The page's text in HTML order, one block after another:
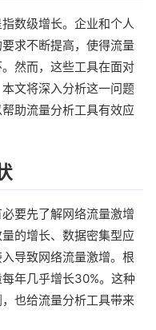
数级增长。企业和个人
求不断提高，使得流量
然而，这些工具在面对
文将深入分析这一问题
助流量分析工具有效应
要先了解网络流量激增
的增长、数据密集型应
导致网络流量激增。根
年几乎增长30%。这种
也给流量分析工具带来